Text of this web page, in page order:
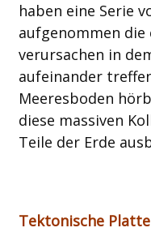
haben eine Serie
aufgenommen die
verursachen in
aufeinander
Meeresboden
diese massiven
Teile der Erde
Tektonische